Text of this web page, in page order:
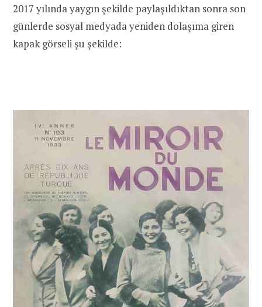
2017 yılında yaygın şekilde paylaşıldıktan sonra son
günlerde sosyal medyada yeniden dolaşıma giren
kapak görseli şu şekilde: